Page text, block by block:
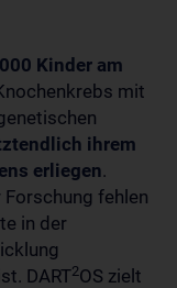
Kinder am
mit
ihrem
erliegen.
fehlen
in der
DART2OS zielt